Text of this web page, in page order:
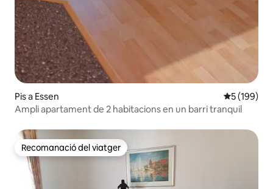
Pis a Essen 5 de
5 (199)
Ampli apartament de 2 habitacions en un barri tranquil
Recomanació del viatger
Recomanació del viatger